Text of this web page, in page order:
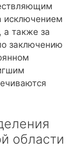
исключением
а также за
заключению
области